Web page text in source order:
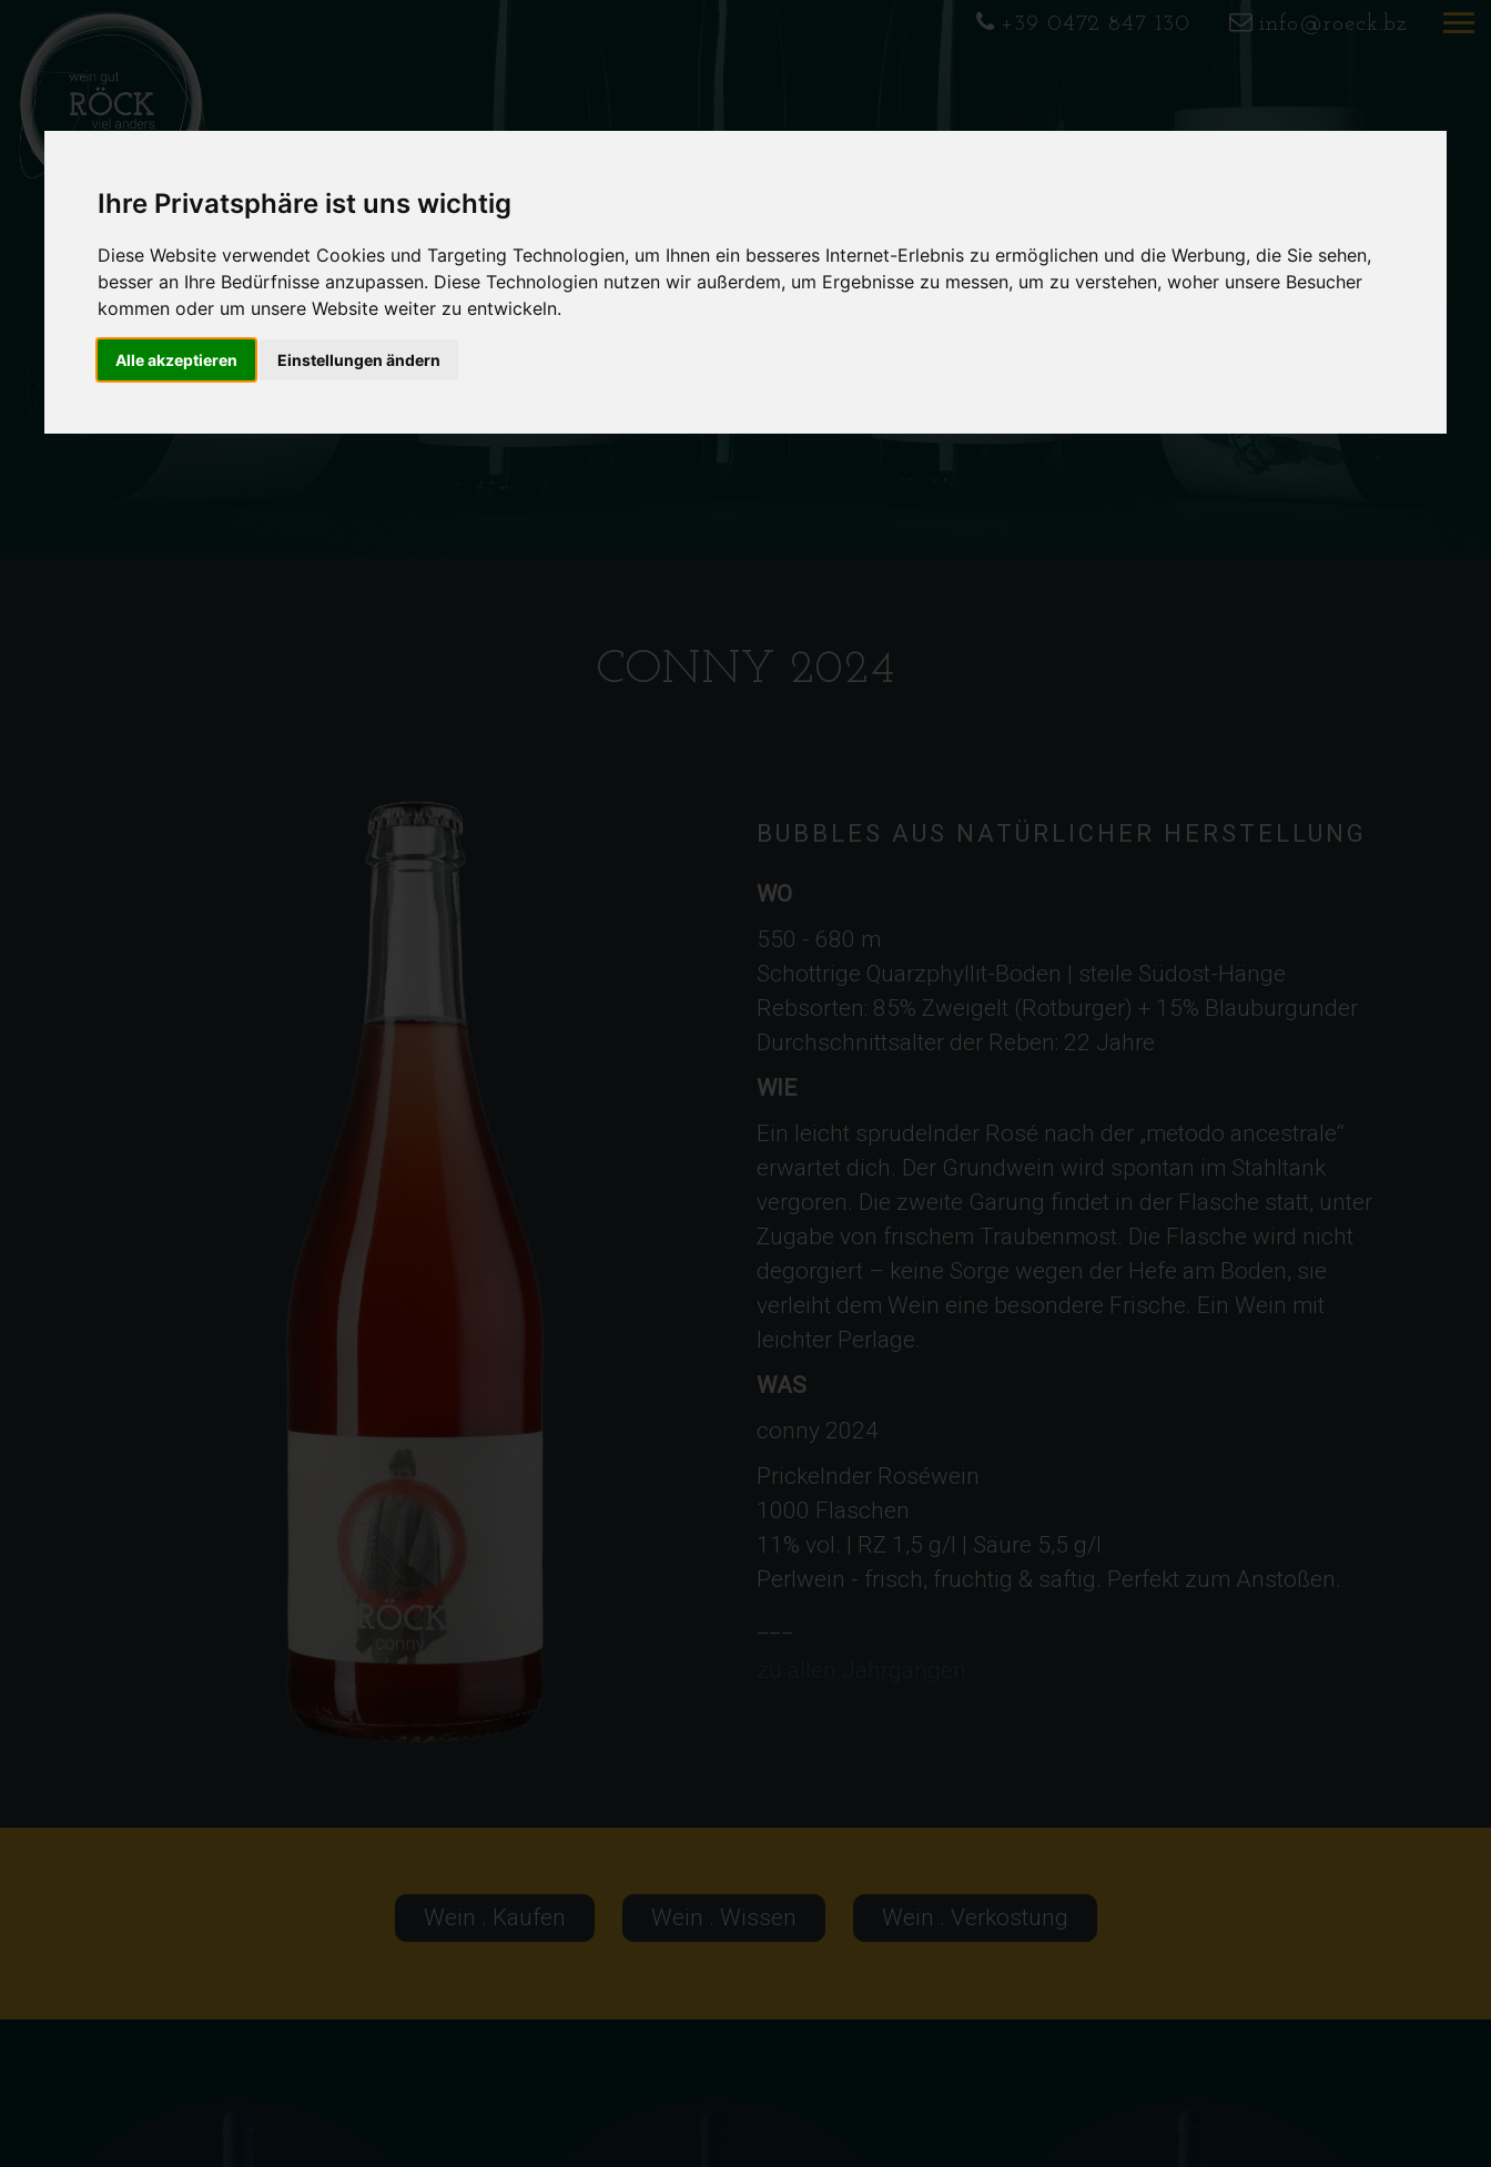
Ihre Privatsphäre ist uns wichtig
Diese Website verwendet Cookies und Targeting Technologien, um Ihnen ein besseres Internet-Erlebnis zu ermöglichen und die Werbung, die Sie sehen,
besser an Ihre Bedürfnisse anzupassen. Diese Technologien nutzen wir außerdem, um Ergebnisse zu messen, um zu verstehen, woher unsere Besucher
kommen oder um unsere Website weiter zu entwickeln.
Alle akzeptieren Einstellungen ändern
info@roeck.bz
+39 0472 847 130
WEINE
conny
CONNY 2024
BUBBLES AUS NATÜRLICHER HERSTELLUNG
WO
550 - 680 m
Schottrige Quarzphyllit-Böden | steile Südost-Hänge
Rebsorten: 85% Zweigelt (Rotburger) + 15% Blauburgunder
Durchschnittsalter der Reben: 22 Jahre
WIE
Ein leicht sprudelnder Rosé nach der „metodo ancestrale“
erwartet dich. Der Grundwein wird spontan im Stahltank
vergoren. Die zweite Gärung findet in der Flasche statt, unter
Zugabe von frischem Traubenmost. Die Flasche wird nicht
degorgiert – keine Sorge wegen der Hefe am Boden, sie
verleiht dem Wein eine besondere Frische. Ein Wein mit
leichter Perlage.
WAS
conny 2024
Prickelnder Roséwein
1000 Flaschen
11% vol. | RZ 1,5 g/l | Säure 5,5 g/l
Perlwein - frisch, fruchtig & saftig. Perfekt zum Anstoßen.
Wein . Kaufen Wein . Wissen Wein . Verkostung